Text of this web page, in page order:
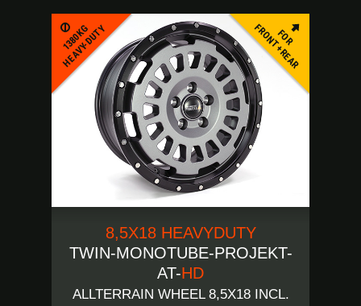
FOR
FRONT+REAR
1380KG
HEAVY-DUTY
8,5X18 HEAVYDUTY
TWIN-MONOTUBE-PROJEKT-
AT-HD
ALLTERRAIN WHEEL 8,5X18 INCL.